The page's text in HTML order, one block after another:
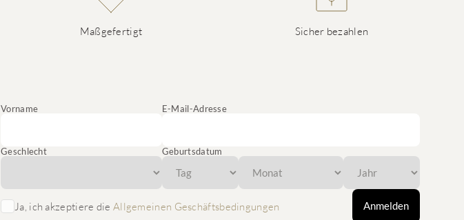
Maßgefertigt Sicher bezahlen
Vorname E-Mail-Adresse
Geschlecht Geburtsdatum
Ja, ich akzeptiere die Allgemeinen Geschäftsbedingungen Anmelden